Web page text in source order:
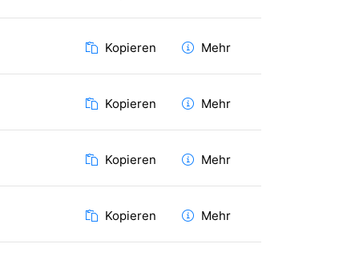
Kopieren Mehr
Kopieren Mehr
Kopieren Mehr
Kopieren Mehr